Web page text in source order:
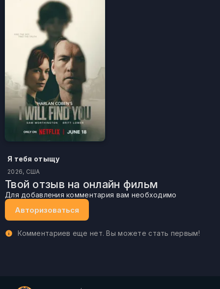
Я тебя отыщу
2026, США
Твой отзыв на онлайн фильм
Для добавления комментария вам необходимо
Авторизоваться
Комментариев еще нет. Вы можете стать первым!